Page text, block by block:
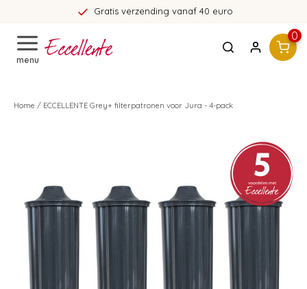
Gratis verzending vanaf 40 euro
menu
0
Home / ECCELLENTE Grey+ filterpatronen voor Jura - 4-pack